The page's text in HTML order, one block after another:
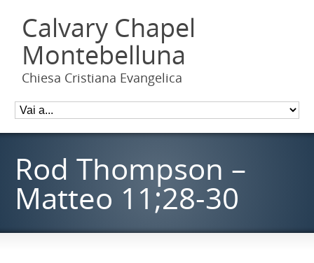
Calvary Chapel
Montebelluna
Chiesa Cristiana Evangelica
Rod Thompson –
Matteo 11;28-30